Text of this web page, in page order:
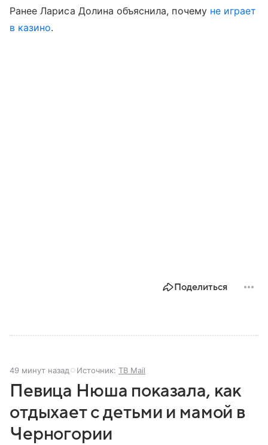
Ранее Лариса Долина объяснила, почему не играет
в казино.
Поделиться
49 минут назад Источник: ТВ Mail
Певица Нюша показала, как
отдыхает с детьми и мамой в
Черногории